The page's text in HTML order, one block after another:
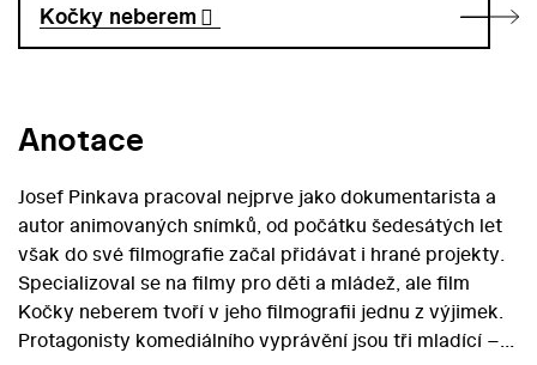
Kočky neberem
Anotace
Josef Pinkava pracoval nejprve jako dokumentarista a
autor animovaných snímků, od počátku šedesátých let
však do své filmografie začal přidávat i hrané projekty.
Specializoval se na filmy pro děti a mládež, ale film
Kočky neberem tvoří v jeho filmografii jednu z výjimek.
Protagonisty komediálního vyprávění jsou tři mladící –